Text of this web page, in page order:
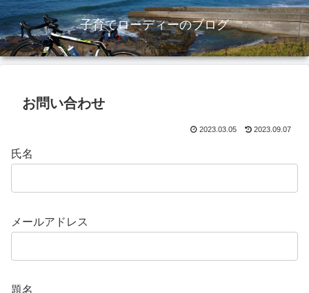
子育てローディーのブログ
お問い合わせ
2023.03.05 2023.09.07
氏名
メールアドレス
題名